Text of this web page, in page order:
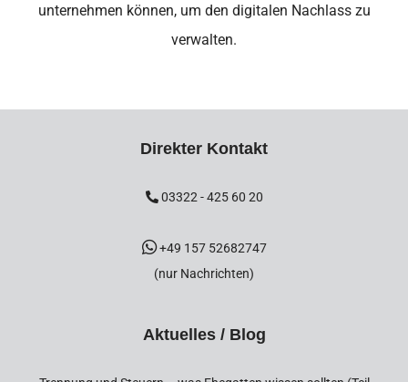
unternehmen können, um den digitalen Nachlass zu
verwalten.
Direkter Kontakt
03322 - 425 60 20
+49 157 52682747
(nur Nachrichten)
Aktuelles / Blog